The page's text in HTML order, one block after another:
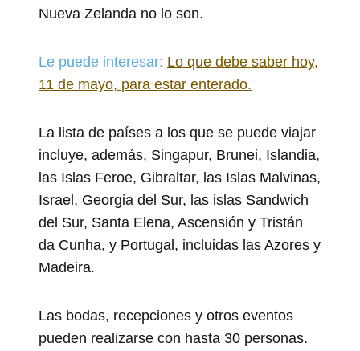
Nueva Zelanda no lo son.
Le puede interesar: Lo que debe saber hoy,
11 de mayo, para estar enterado.
La lista de países a los que se puede viajar
incluye, además, Singapur, Brunei, Islandia,
las Islas Feroe, Gibraltar, las Islas Malvinas,
Israel, Georgia del Sur, las islas Sandwich
del Sur, Santa Elena, Ascensión y Tristán
da Cunha, y Portugal, incluidas las Azores y
Madeira.
Las bodas, recepciones y otros eventos
pueden realizarse con hasta 30 personas.